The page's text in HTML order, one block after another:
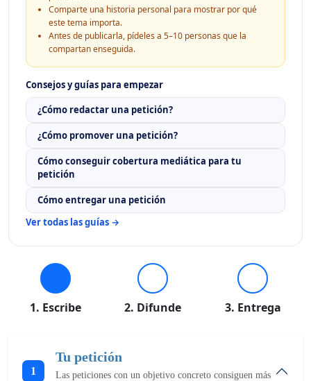
1. Escribe 2. Difunde 3. Entrega
1
Tu petición
Las peticiones con un objetivo concreto consiguen más
Comparte una historia personal para mostrar por qué
este tema importa.
Antes de publicarla, pídeles a 5–10 personas que la
compartan enseguida.
Consejos y guías para empezar
¿Cómo redactar una petición?
¿Cómo promover una petición?
Cómo conseguir cobertura mediática para tu
petición
Cómo entregar una petición
Ver todas las guías →